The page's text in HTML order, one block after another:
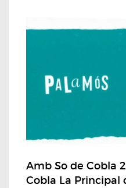
Amb So de Cobla
Cobla La Principal